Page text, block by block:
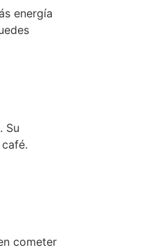
energía
Su
cometer